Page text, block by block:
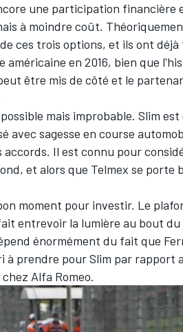
une participation financière
à moindre coût.
ces trois options, et ils ont
américaine en 2016, bien que
être mis de côté et le
mais improbable. Slim
avec sagesse en course
accords. Il est connu pour
et alors que Telmex se porte
moment pour investir. Le
entrevoir la lumière au bout
énormément du fait que
à prendre pour Slim par rapport
Alfa Romeo.